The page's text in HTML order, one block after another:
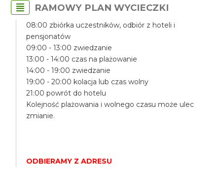
RAMOWY PLAN WYCIECZKI
08:00 zbiórka uczestników, odbiór z hoteli i
pensjonatów
09:00 - 13:00 zwiedzanie
13:00 - 14:00 czas na plażowanie
14:00 - 19:00 zwiedzanie
19:00 - 20:00 kolacja lub czas wolny
21:00 powrót do hotelu
Kolejność plażowania i wolnego czasu może ulec
zmianie.
ODBIERAMY Z ADRESU